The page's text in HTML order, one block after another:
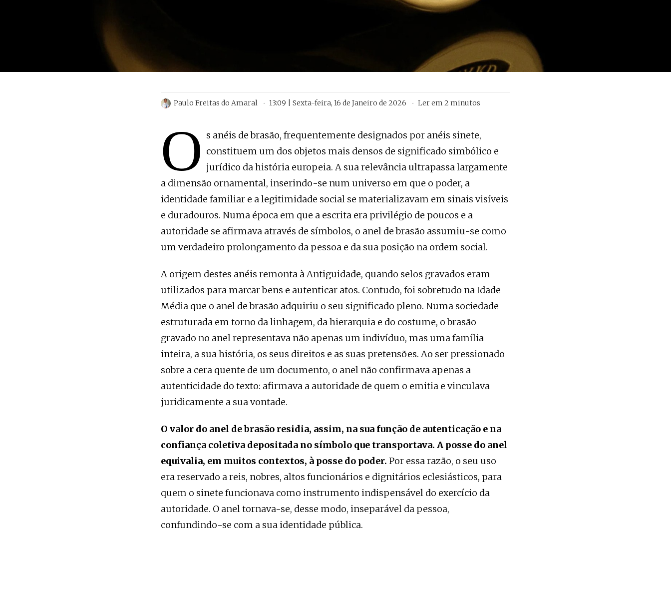
Paulo Freitas do Amaral 13:09 | Sexta-feira, 16 de Janeiro de 2026 Ler em 2 minutos
O s anéis de brasão, frequentemente designados por anéis sinete,
constituem um dos objetos mais densos de significado simbólico e
jurídico da história europeia. A sua relevância ultrapassa largamente
a dimensão ornamental, inserindo-se num universo em que o poder, a
identidade familiar e a legitimidade social se materializavam em sinais visíveis
e duradouros. Numa época em que a escrita era privilégio de poucos e a
autoridade se afirmava através de símbolos, o anel de brasão assumiu-se como
um verdadeiro prolongamento da pessoa e da sua posição na ordem social.
A origem destes anéis remonta à Antiguidade, quando selos gravados eram
utilizados para marcar bens e autenticar atos. Contudo, foi sobretudo na Idade
Média que o anel de brasão adquiriu o seu significado pleno. Numa sociedade
estruturada em torno da linhagem, da hierarquia e do costume, o brasão
gravado no anel representava não apenas um indivíduo, mas uma família
inteira, a sua história, os seus direitos e as suas pretensões. Ao ser pressionado
sobre a cera quente de um documento, o anel não confirmava apenas a
autenticidade do texto: afirmava a autoridade de quem o emitia e vinculava
juridicamente a sua vontade.
O valor do anel de brasão residia, assim, na sua função de autenticação e na
confiança coletiva depositada no símbolo que transportava. A posse do anel
equivalia, em muitos contextos, à posse do poder. Por essa razão, o seu uso
era reservado a reis, nobres, altos funcionários e dignitários eclesiásticos, para
quem o sinete funcionava como instrumento indispensável do exercício da
autoridade. O anel tornava-se, desse modo, inseparável da pessoa,
confundindo-se com a sua identidade pública.